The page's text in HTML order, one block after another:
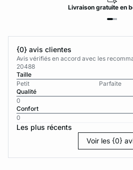
Livraisongratuiteen
{0} avis clientes
Avis vérifiés en accord avec les
20488
Taille
Petit
Parfaite
Qualité
0
Confort
0
Les plus récents
Voir les {0}